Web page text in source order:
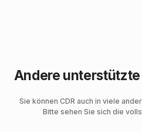
Andere
Sie können CDR auch in viele
Bitte sehen Sie sich die